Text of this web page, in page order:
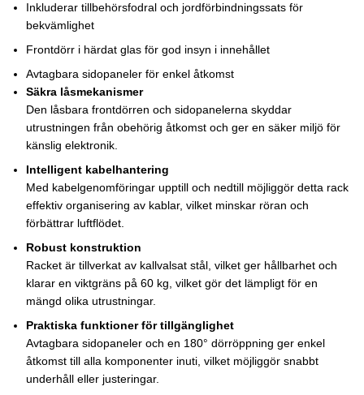
Inkluderar tillbehörsfodral och jordförbindningssats för
bekvämlighet
Frontdörr i härdat glas för god insyn i innehållet
Avtagbara sidopaneler för enkel åtkomst
Säkra låsmekanismer
Den låsbara frontdörren och sidopanelerna skyddar
utrustningen från obehörig åtkomst och ger en säker miljö för
känslig elektronik.
Intelligent kabelhantering
Med kabelgenomföringar upptill och nedtill möjliggör detta rack
effektiv organisering av kablar, vilket minskar röran och
förbättrar luftflödet.
Robust konstruktion
Racket är tillverkat av kallvalsat stål, vilket ger hållbarhet och
klarar en viktgräns på 60 kg, vilket gör det lämpligt för en
mängd olika utrustningar.
Praktiska funktioner för tillgänglighet
Avtagbara sidopaneler och en 180° dörröppning ger enkel
åtkomst till alla komponenter inuti, vilket möjliggör snabbt
underhåll eller justeringar.